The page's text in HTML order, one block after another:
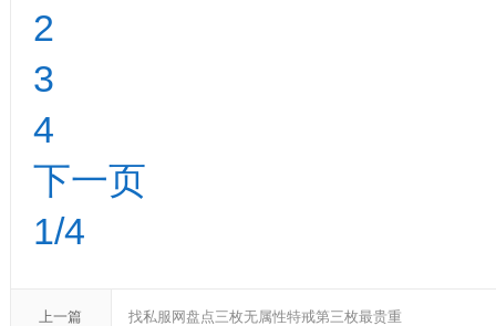
2
3
4
下一页
1/4
上一篇 找私服网盘点三枚无属性特戒第三枚最贵重